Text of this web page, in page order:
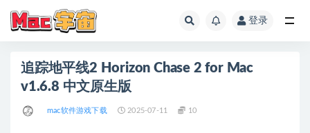
登录
追踪地平线2 Horizon Chase 2 for Mac
v1.6.8 中文原生版
mac软件游戏下载 2025-07-11 10